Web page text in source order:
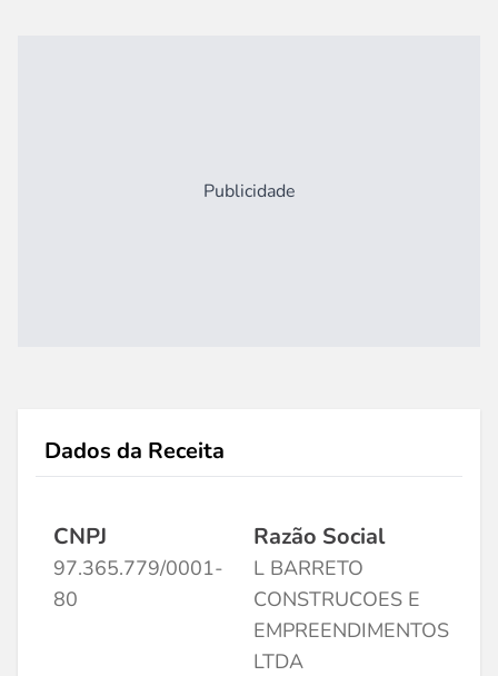
Publicidade
Dados da Receita
CNPJ
97.365.779/0001-
80
Razão Social
L BARRETO
CONSTRUCOES E
EMPREENDIMENTOS
LTDA